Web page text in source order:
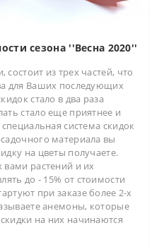
сезона ''Весна 2020''
из трех частей, что
для Ваших последующих
стало в два раза
стало еще приятнее и
система скидок
материала вы
на цветы получаете.
вами растений и их
до - 15% от стоимости
при заказе более 2-х
анемоны, которые
на них начинаются